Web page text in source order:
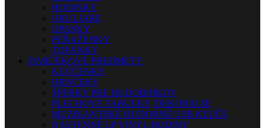
HODINKY
OKULIARE
OPASKY
PEŇAŽENKY
TOPÁNKY
DARČEKOVÉ PREDMETY
KĽÚČENKY
HRNČEKY
ŠPERKY PRE HUDOBNÍKOV
PLECHOVÉ TABUĽKY, DEKORÁCIE
MUZIKANTSKÉ HUDOBNÉ USB KĽÚČE
NÁSTENNÉ LP VINYL HODINY